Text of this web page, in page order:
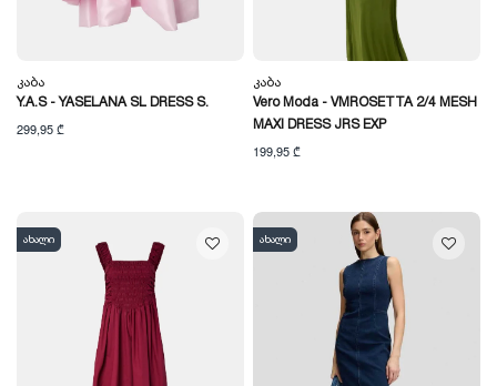
Კაბა
Y.A.S - YASELANA SL DRESS S.
299,95 ₾
Კაბა
Vero Moda - VMROSETTA 2/4 MESH
MAXI DRESS JRS EXP
199,95 ₾
ახალი ახალი